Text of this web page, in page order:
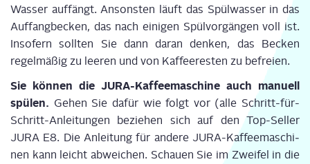
Was­ser auf­fängt. Ansons­ten läuft das Spül­was­ser in das
Auf­fang­be­cken, das nach eini­gen Spül­vor­gän­gen voll ist.
Inso­fern soll­ten Sie dann dar­an den­ken, das Becken
regel­mä­ßig zu lee­ren und von Kaf­fee­res­ten zu befreien.
Sie kön­nen die JURA-Kaf­fee­ma­schi­ne auch manu­ell
spü­len. Gehen Sie dafür wie folgt vor (alle Schritt-für-
Schritt-Anlei­tun­gen bezie­hen sich auf den Top-Sel­ler
JURA E8. Die Anlei­tung für ande­re JURA-Kaf­fee­ma­schi­
nen kann leicht abwei­chen. Schau­en Sie im Zwei­fel in die